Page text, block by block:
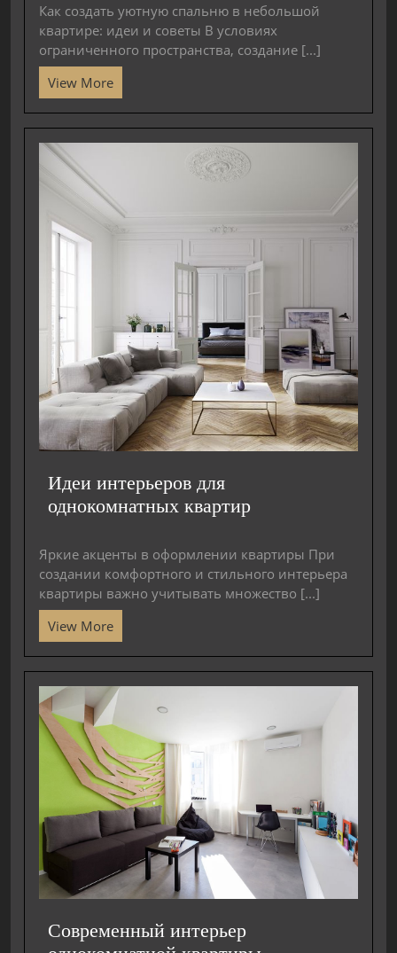
Как создать уютную спальню в небольшой
квартире: идеи и советы В условиях
ограниченного пространства, создание [...]
View More
Идеи интерьеров для
однокомнатных квартир
Яркие акценты в оформлении квартиры При
создании комфортного и стильного интерьера
квартиры важно учитывать множество [...]
View More
Современный интерьер